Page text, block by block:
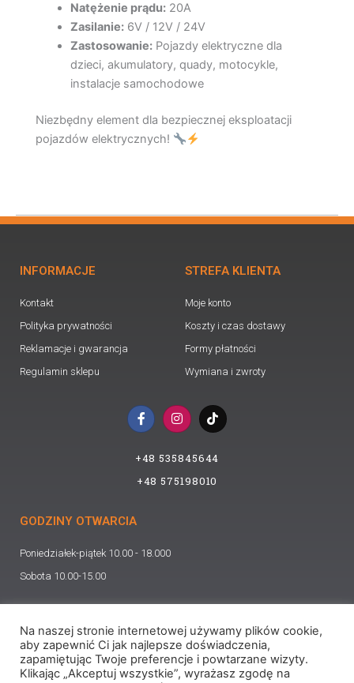
Natężenie prądu:20A
Zasilanie:6V / 12V / 24V
Zastosowanie:Pojazdy elektryczne dla
dzieci, akumulatory, quady, motocykle,
instalacje samochodowe
Niezbędny element dla bezpiecznej eksploatacji
pojazdów elektrycznych!
INFORMACJE
Kontakt
Polityka prywatności
Reklamacje i gwarancja
Regulamin sklepu
STREFA KLIENTA
Moje konto
Koszty i czas dostawy
Formy płatności
Wymiana i zwroty
F
a
c
b
o
I
n
s
a
g
r
T
i
k
o
+48 535845644
+48 575198010
GODZINY OTWARCIA
Poniedziałek-piątek 10.00 - 18.000
Sobota 10.00-15.00
ADRES
Starołecka 213
Poznań, 61-341
Na naszej stronie internetowej używamy plików cookie,
aby zapewnić Ci jak najlepsze doświadczenia,
zapamiętując Twoje preferencje i powtarzane wizyty.
Klikając „Akceptuj wszystkie”, wyrażasz zgodę na